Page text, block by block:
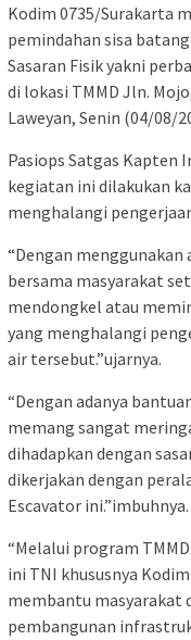
Kodim 0735/Surakarta
pemindahan sisa
Sasaran Fisik yakni
di lokasi TMMD Jln.
Laweyan, Senin (04/08/
Pasiops Satgas Kapten
kegiatan ini dilakukan
menghalangi
“Dengan
bersama masyarakat
mendongkel atau
yang menghalangi
air tersebut.”ujarnya.
“Dengan adanya
memang sangat
dihadapkan dengan
dikerjakan dengan
Escavator ini.”imbuhnya.
“Melalui program
ini TNI khususnya
membantu masyarakat
pembangunan